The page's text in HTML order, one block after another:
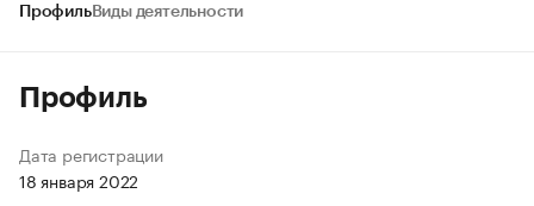
ПрофильВиды деятельности
Профиль
Дата регистрации
18 января 2022